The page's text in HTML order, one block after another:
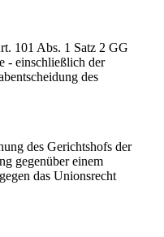
101 Abs. 1 Satz 2 GG
- einschließlich der
des
des Gerichtshofs der
gegenüber einem
das Unionsrecht